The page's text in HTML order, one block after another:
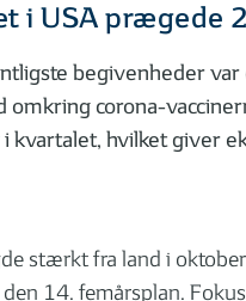
i USA prægede
begivenheder
omkring corona-
hvilket giver
stærkt fra land i
14. femårsplan.